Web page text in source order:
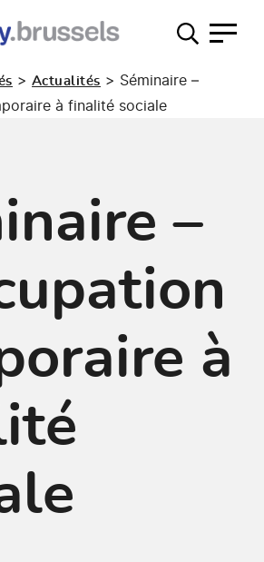
> Actualités > Séminaire –
à finalité sociale
–
à